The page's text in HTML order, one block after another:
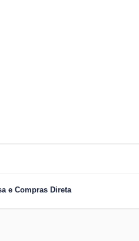
e Compras Direta